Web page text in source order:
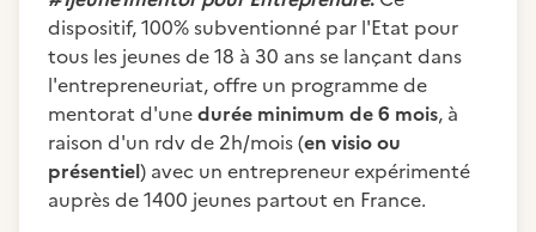
dispositif, 100% subventionné par l'Etat pour
tous les jeunes de 18 à 30 ans se lançant dans
l'entrepreneuriat, offre un programme de
mentorat d'unedurée minimum de 6 mois, à
raison d'un rdv de 2h/mois (en visio ou
présentiel) avec un entrepreneur expérimenté
auprès de 1400 jeunes partout en France.